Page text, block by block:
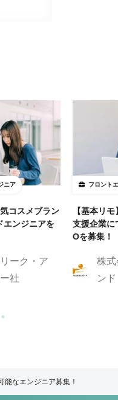
ニア
コスメブラン
エンジニアを
ーク・ア
社
フロント
【基本リ
支援企業に
Oを募集！
株
ン
なエンジニア募集！